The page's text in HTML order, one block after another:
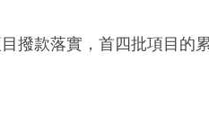
撥款落實，首四批項目的